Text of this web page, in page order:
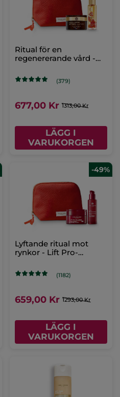
Ritual för en
regenererande vård -
(379)
677,00 Kr 1313,00 Kr
LÄGG I
VARUKORGEN
-49%
Lyftande ritual mot
rynkor - Lift Pro-
(1182)
659,00 Kr 1293,00 Kr
LÄGG I
VARUKORGEN